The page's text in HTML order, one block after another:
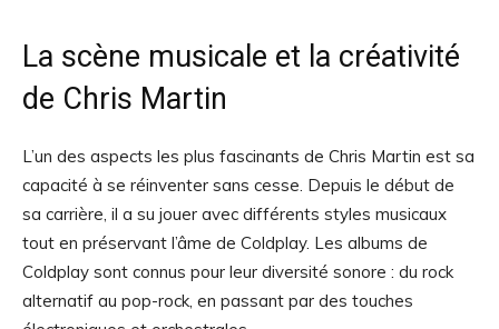
La scène musicale et la créativité
de Chris Martin
L’un des aspects les plus fascinants de Chris Martin est sa
capacité à se réinventer sans cesse. Depuis le début de
sa carrière, il a su jouer avec différents styles musicaux
tout en préservant l’âme de Coldplay. Les albums de
Coldplay sont connus pour leur diversité sonore : du rock
alternatif au pop-rock, en passant par des touches